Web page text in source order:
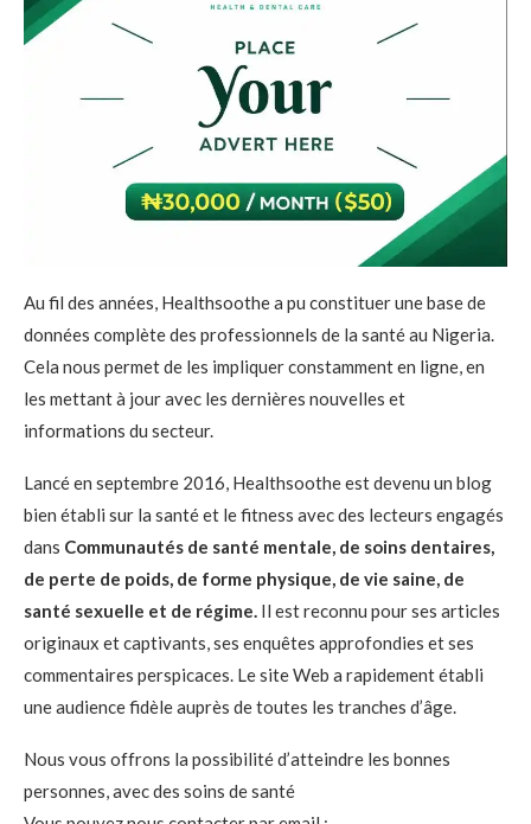
Au fil des années, Healthsoothe a pu constituer une base de
données complète des professionnels de la santé au Nigeria.
Cela nous permet de les impliquer constamment en ligne, en
les mettant à jour avec les dernières nouvelles et
informations du secteur.
Lancé en septembre 2016, Healthsoothe est devenu un blog
bien établi sur la santé et le fitness avec des lecteurs engagés
dans Communautés de santé mentale, de soins dentaires,
de perte de poids, de forme physique, de vie saine, de
santé sexuelle et de régime. Il est reconnu pour ses articles
originaux et captivants, ses enquêtes approfondies et ses
commentaires perspicaces. Le site Web a rapidement établi
une audience fidèle auprès de toutes les tranches d’âge.
Nous vous offrons la possibilité d’atteindre les bonnes
personnes, avec des soins de santé